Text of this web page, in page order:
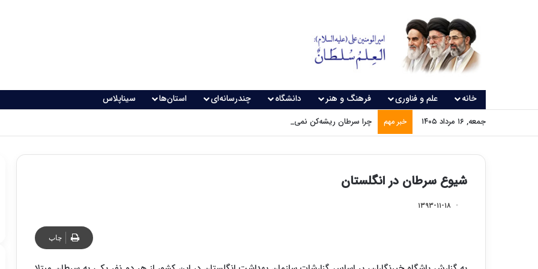
خانه علم و فناوری فرهنگ و هنر دانشگاه چندرسانه‌ای استان‌ها سیناپلاس
جمعه, ۱۶ مرداد ۱۴۰۵ خبر مهم چرا سرطان ریشه‌کن نمی‌شود؟
شیوع سرطان در انگلستان
۱۳۹۳-۱۱-۱۸
چاپ